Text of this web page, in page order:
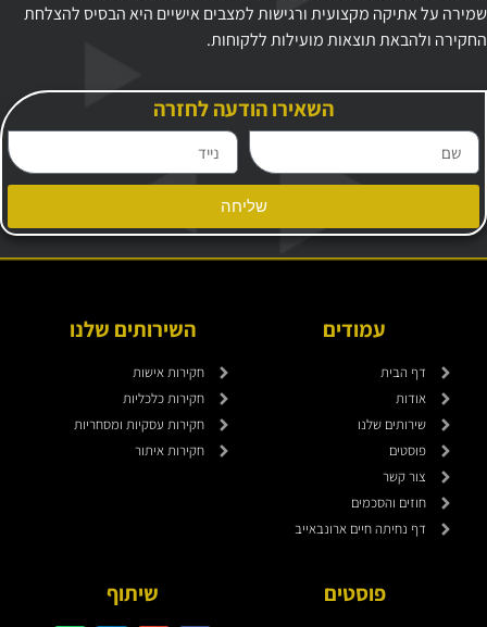
שמירה על אתיקה מקצועית ורגישות למצבים אישיים היא הבסיס להצלחת
החקירה ולהבאת תוצאות מועילות ללקוחות.
השאירו הודעה לחזרה
שליחה
עמודים
דף הבית
אודות
שירותים שלנו
פוסטים
צור קשר
חוזים והסכמים
דף נחיתה חיים ארונבאייב
השירותים שלנו
חקירות אישות
חקירות כלכליות
חקירות עסקיות ומסחריות
חקירות איתור
פוסטים שיתוף